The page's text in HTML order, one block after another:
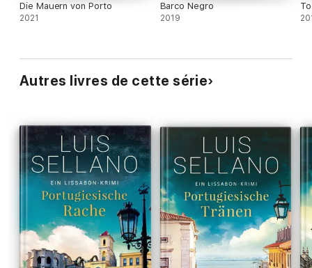
Die Mauern von Porto
2021
Barco Negro
2019
Autres livres de cette série